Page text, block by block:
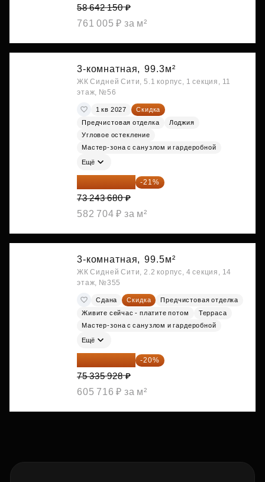
58 642 150 ₽
761 005 ₽ за м²
3-комнатная, 99.3м²
ЖК Сидней Сити, 5.1 корпус, 1 секция, 11
этаж, №56
1 кв 2027
Скидка
Предчистовая отделка
Лоджия
Угловое остекление
Мастер-зона с санузлом и гардеробной
Ещё
57 862 507 ₽ -21%
73 243 680 ₽
582 704 ₽ за м²
3-комнатная, 99.5м²
ЖК Сидней Сити, 2.2 корпус, 4 секция, 14
этаж, №355
Сдана Скидка
Предчистовая отделка
Живите сейчас - платите потом
Терраса
Мастер-зона с санузлом и гардеробной
Ещё
60 268 742 ₽ -20%
75 335 928 ₽
605 716 ₽ за м²